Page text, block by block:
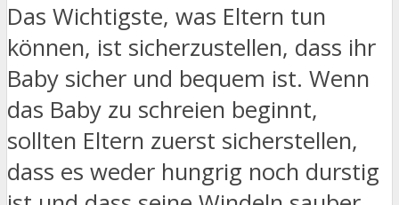
Das Wichtigste, was Eltern tun
können, ist sicherzustellen, dass ihr
Baby sicher und bequem ist. Wenn
das Baby zu schreien beginnt,
sollten Eltern zuerst sicherstellen,
dass es weder hungrig noch durstig